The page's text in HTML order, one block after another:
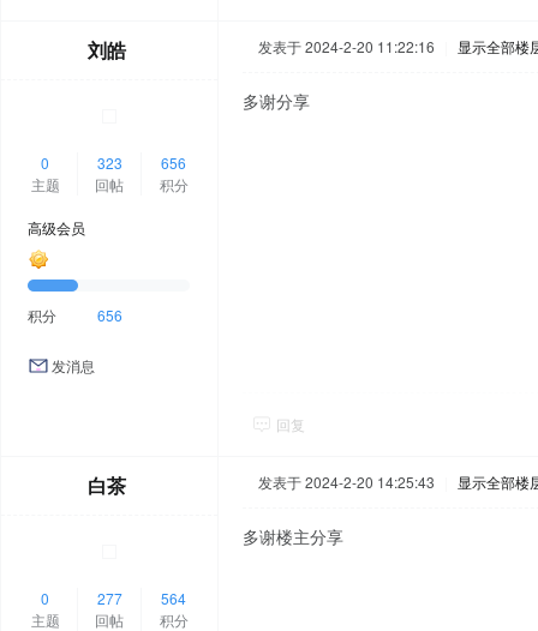
刘皓
0
主题
323
回帖
656
积分
高级会员
积分 656
发消息
发表于 2024-2-20 11:22:16 显示全部楼
多谢分享
回复
白茶
0
主题
277
回帖
564
积分
发表于 2024-2-20 14:25:43 显示全部楼
多谢楼主分享